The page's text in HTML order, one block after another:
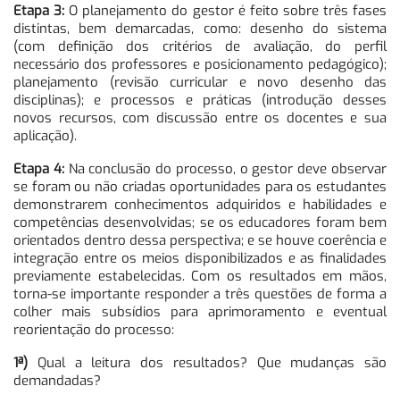
Etapa 3: O planejamento do gestor é feito sobre três fases
distintas, bem demarcadas, como: desenho do sistema
(com definição dos critérios de avaliação, do perfil
necessário dos professores e posicionamento pedagógico);
planejamento (revisão curricular e novo desenho das
disciplinas); e processos e práticas (introdução desses
novos recursos, com discussão entre os docentes e sua
aplicação).
Etapa 4: Na conclusão do processo, o gestor deve observar
se foram ou não criadas oportunidades para os estudantes
demonstrarem conhecimentos adquiridos e habilidades e
competências desenvolvidas; se os educadores foram bem
orientados dentro dessa perspectiva; e se houve coerência e
integração entre os meios disponibilizados e as finalidades
previamente estabelecidas. Com os resultados em mãos,
torna-se importante responder a três questões de forma a
colher mais subsídios para aprimoramento e eventual
reorientação do processo:
1ª) Qual a leitura dos resultados? Que mudanças são
demandadas?